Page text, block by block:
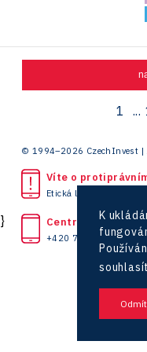
Advanced Tech &
ESA
SPACE
Služby pro malé a
Investiční pobídky
Služby pro
Hackathon pro
1 ...
© 1994–2026 CzechInvest | .
Víte o
Etická linka
Centrála
+420 727 850 330
K
}